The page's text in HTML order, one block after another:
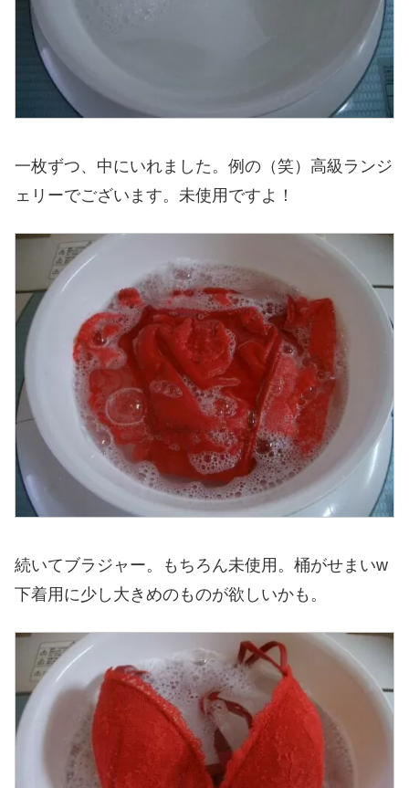
一枚ずつ、中にいれました。例の（笑）高級ランジ
ェリーでございます。未使用ですよ！
続いてブラジャー。もちろん未使用。桶がせまいw
下着用に少し大きめのものが欲しいかも。